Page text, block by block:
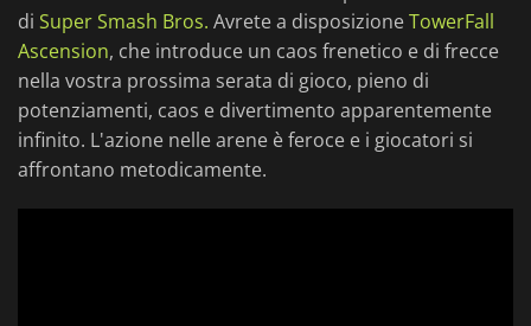
di Super Smash Bros. Avrete a disposizioneTowerFall
Ascension, che introduce un caos frenetico e di frecce
nella vostra prossima serata di gioco, pieno di
potenziamenti, caos e divertimento apparentemente
infinito. L'azione nelle arene è feroce e i giocatori si
affrontano metodicamente.